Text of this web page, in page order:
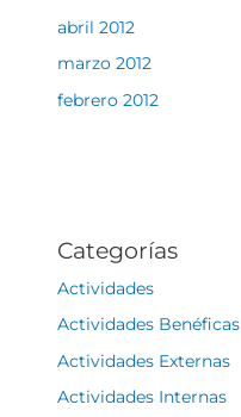
abril 2012
marzo 2012
febrero 2012
Categorías
Actividades
Actividades Benéficas
Actividades Externas
Actividades Internas